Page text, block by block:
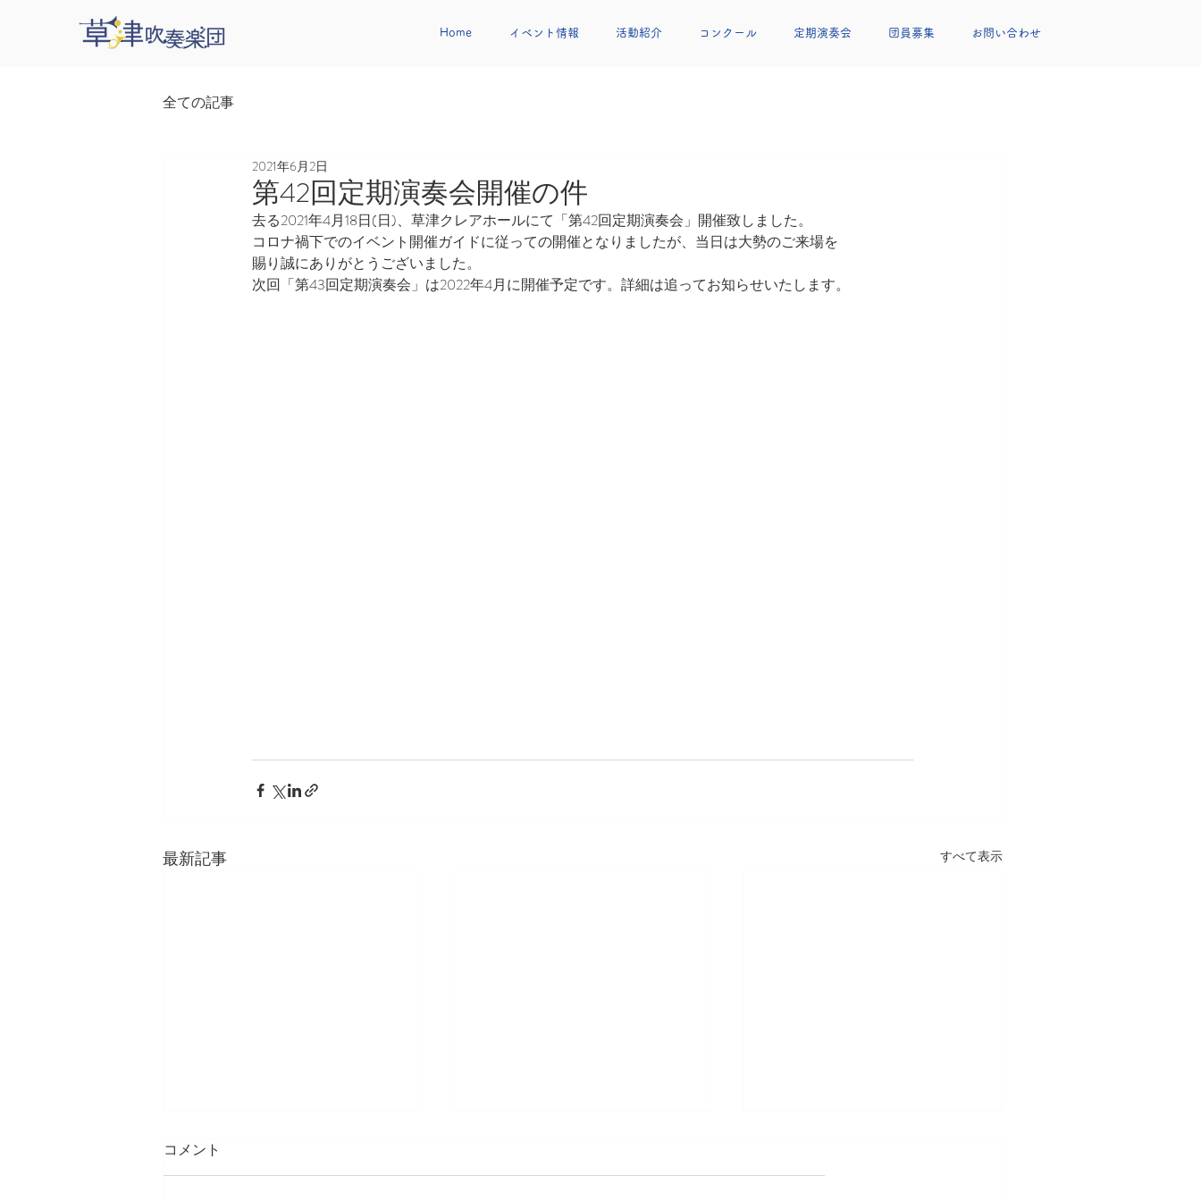
Home イベント情報 活動紹介 コンクール 定期演奏会 団員募集 お問い合わせ
全ての記事
第42回定期演奏会開催の件
2021年6月2日
去る2021年4月18日(日)、草津クレアホールにて「第42回定期演奏会」開催致しました。
コロナ禍下でのイベント開催ガイドに従っての開催となりましたが、当日は大勢のご来場を
賜り誠にありがとうございました。
次回「第43回定期演奏会」は2022年4月に開催予定です。詳細は追ってお知らせいたします。
最新記事 すべて表示
【結果報告】2026年吹奏楽コ
コメント